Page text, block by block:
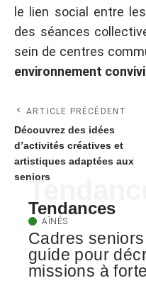
le lien social entre
des séances
sein de centres
environnement
ARTICLE PRÉCÉDENT
Découvrez des idées
d’activités créatives et
artistiques adaptées aux
seniors
Tendances
AÎNÉS
Cadres
guide pour
missions à